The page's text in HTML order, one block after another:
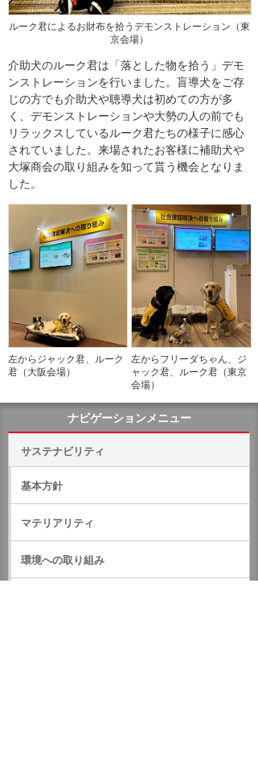
ルーク君によるお財布を拾うデモンストレーション（東
京会場）
介助犬のルーク君は「落とした物を拾う」デモ
ンストレーションを行いました。盲導犬をご存
じの方でも介助犬や聴導犬は初めての方が多
く、デモンストレーションや大勢の人の前でも
リラックスしているルーク君たちの様子に感心
されていました。来場されたお客様に補助犬や
大塚商会の取り組みを知って貰う機会となりま
した。
左からジャック君、ルーク
君（大阪会場）
左からフリーダちゃん、ジ
ャック君、ルーク君（東京
会場）
ナビゲーションメニュー
サステナビリティ
基本方針
マテリアリティ
環境への取り組み